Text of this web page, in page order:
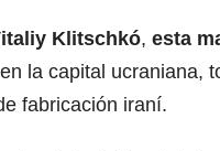
Klitschkó, esta
en la capital ucraniana,
fabricación iraní.